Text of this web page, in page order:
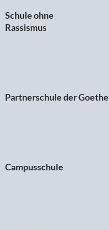
Schule ohne
Rassismus
Partnerschule der
Campusschule